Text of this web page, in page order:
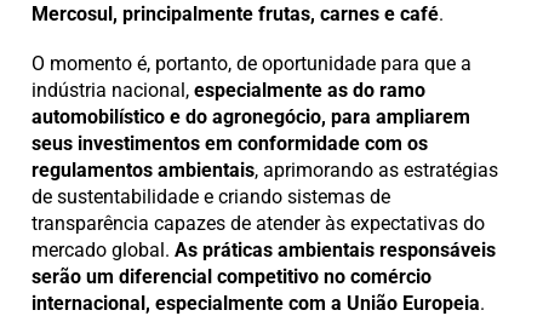
Mercosul, principalmente frutas, carnes e café.
O momento é, portanto, de oportunidade para que a
indústria nacional, especialmente as do ramo
automobilístico e do agronegócio, para ampliarem
seus investimentos em conformidade com os
regulamentos ambientais, aprimorando as estratégias
de sustentabilidade e criando sistemas de
transparência capazes de atender às expectativas do
mercado global. As práticas ambientais responsáveis
serão um diferencial competitivo no comércio
internacional, especialmente com a União Europeia.